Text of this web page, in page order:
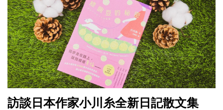
訪談日本作家小川糸全新日記散文集